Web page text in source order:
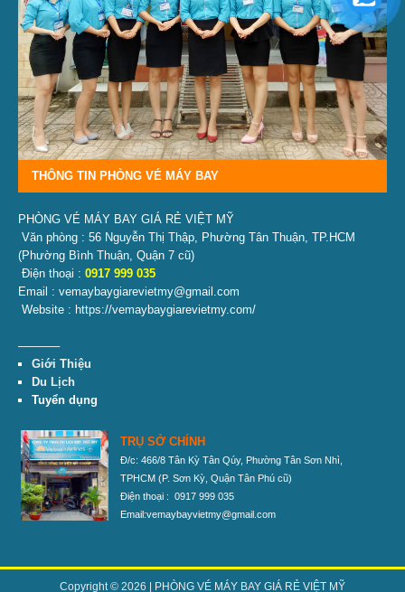
THÔNG TIN PHÒNG VÉ MÁY BAY
PHÒNG VÉ MÁY BAY GIÁ RẺ VIỆT MỸ
Văn phòng : 56 Nguyễn Thị Thập, Phường Tân Thuận, TP.HCM
(Phường Bình Thuận, Quận 7 cũ)
Điện thoại : 0917 999 035
Email : vemaybaygiarevietmy@gmail.com
Website : https://vemaybaygiarevietmy.com/
———–
Giới Thiệu
Du Lịch
Tuyển dụng
TRỤ SỞ CHÍNH
Đ/c: 466/8 Tân Kỳ Tân Qúy, Phường Tân Sơn Nhì,
TPHCM (P. Sơn Kỳ, Quận Tân Phú cũ)
Điện thoại : 0917 999 035
Email:vemaybayvietmy@gmail.com
Copyright © 2026 | PHÒNG VÉ MÁY BAY GIÁ RẺ VIỆT MỸ